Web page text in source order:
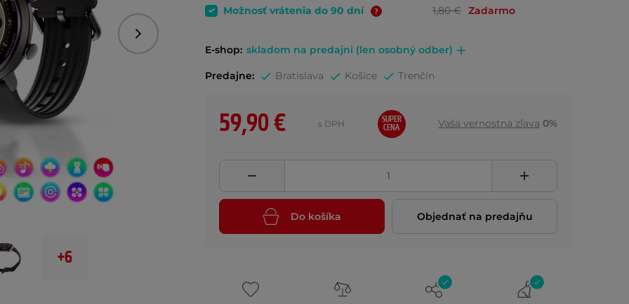
Nasledujúce
+6
Možnosť vrátenia do 90 dní 1,80 € Zadarmo
E-shop: skladom na predajni (len osobný odber)
Predajne: Bratislava Košice Trenčín
59,90 € s DPH
SUPER
CENA
Vaša vernostná zľava 0%
Do košíka Objednať na predajňu